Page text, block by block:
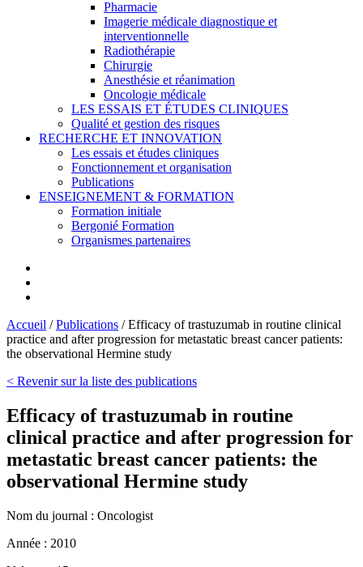
Pharmacie
Imagerie médicale diagnostique et
interventionnelle
Radiothérapie
Chirurgie
Anesthésie et réanimation
Oncologie médicale
LES ESSAIS ET ÉTUDES CLINIQUES
Qualité et gestion des risques
RECHERCHE ET INNOVATION
Les essais et études cliniques
Fonctionnement et organisation
Publications
ENSEIGNEMENT & FORMATION
Formation initiale
Bergonié Formation
Organismes partenaires
Accueil /Publications /Efficacy of trastuzumab in routine clinical
practice and after progression for metastatic breast cancer patients:
the observational Hermine study
< Revenir sur la liste des publications
Efficacy of trastuzumab in routine
clinical practice and after progression for
metastatic breast cancer patients: the
observational Hermine study
Nom du journal : Oncologist
Année : 2010